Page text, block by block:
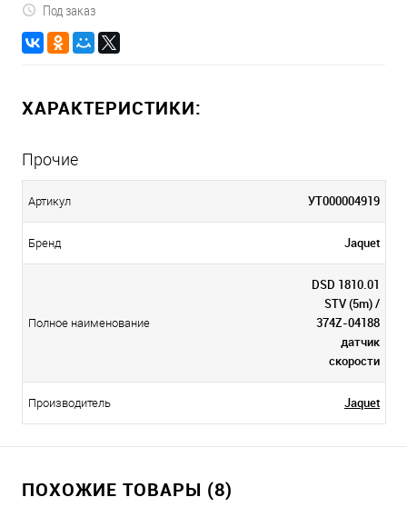
Под заказ
ХАРАКТЕРИСТИКИ:
Прочие
Артикул УТ000004919
Бренд Jaquet
Полное наименование
DSD 1810.01
STV (5m) /
374Z-04188
датчик
скорости
Производитель Jaquet
ПОХОЖИЕ ТОВАРЫ (8)